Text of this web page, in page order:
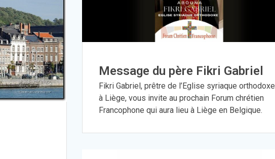
Message du père Fikri Gabriel
Fikri Gabriel, prêtre de l’Eglise syriaque orthodoxe
à Liège, vous invite au prochain Forum chrétien
Francophone qui aura lieu à Liège en Belgique.